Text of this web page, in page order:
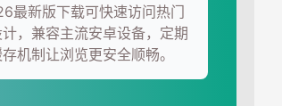
最新版下载可快速访问热门
，兼容主流安卓设备，定期
机制让浏览更安全顺畅。